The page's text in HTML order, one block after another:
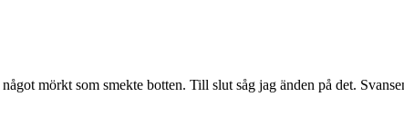
mörkt som smekte botten. Till slut såg jag änden på det.